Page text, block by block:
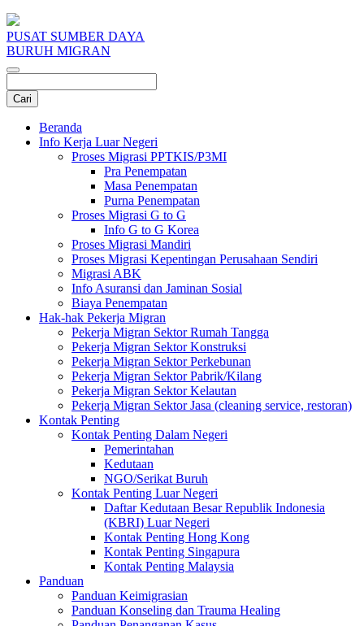
PUSAT SUMBER DAYA
BURUH MIGRAN
Beranda
Info Kerja Luar Negeri
Proses Migrasi PPTKIS/P3MI
Pra Penempatan
Masa Penempatan
Purna Penempatan
Proses Migrasi G to G
Info G to G Korea
Proses Migrasi Mandiri
Proses Migrasi Kepentingan Perusahaan Sendiri
Migrasi ABK
Info Asuransi dan Jaminan Sosial
Biaya Penempatan
Hak-hak Pekerja Migran
Pekerja Migran Sektor Rumah Tangga
Pekerja Migran Sektor Konstruksi
Pekerja Migran Sektor Perkebunan
Pekerja Migran Sektor Pabrik/Kilang
Pekerja Migran Sektor Kelautan
Pekerja Migran Sektor Jasa (cleaning service, restoran)
Kontak Penting
Kontak Penting Dalam Negeri
Pemerintahan
Kedutaan
NGO/Serikat Buruh
Kontak Penting Luar Negeri
Daftar Kedutaan Besar Republik Indonesia
(KBRI) Luar Negeri
Kontak Penting Hong Kong
Kontak Penting Singapura
Kontak Penting Malaysia
Panduan
Panduan Keimigrasian
Panduan Konseling dan Trauma Healing